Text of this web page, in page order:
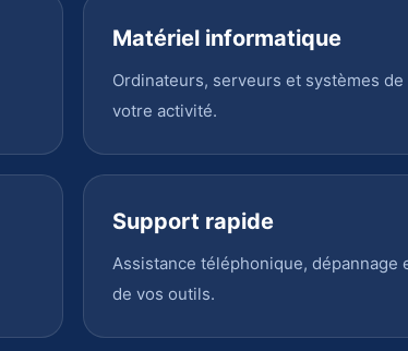
Matériel informatique
Ordinateurs, serveurs et systèmes
votre activité.
Support rapide
Assistance téléphonique,
de vos outils.